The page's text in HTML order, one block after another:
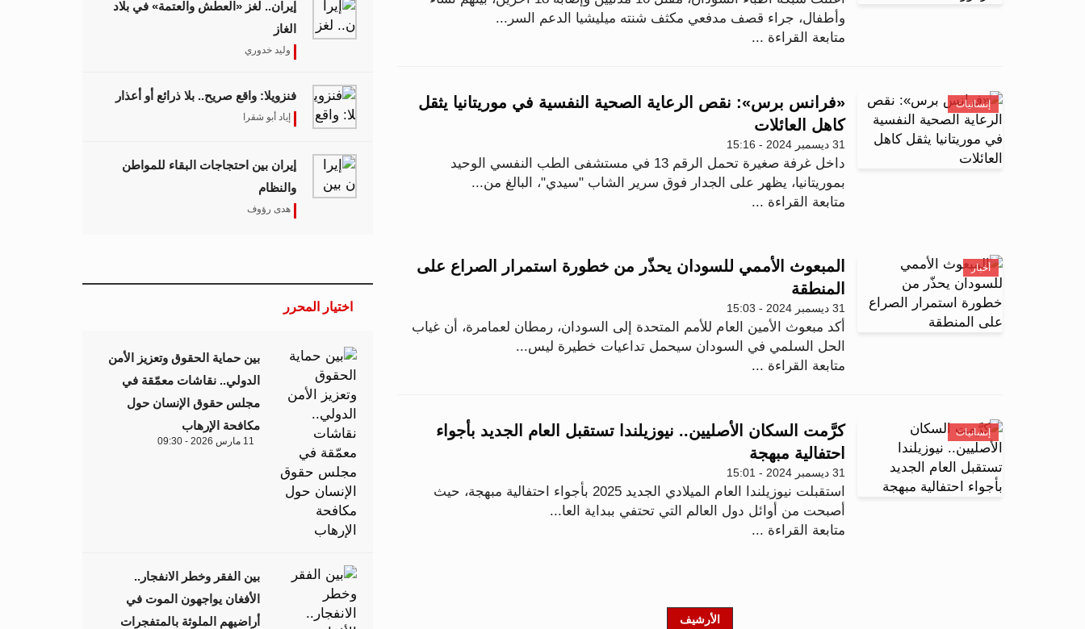
وأطفال، جراء قصف مدفعي مكثف شنته ميليشيا الدعم السر...
متابعة القراءة ...
إنسانيات
«فرانس برس»: نقص الرعاية الصحية النفسية في موريتانيا يثقل
كاهل العائلات
31 ديسمبر 2024 - 15:16
داخل غرفة صغيرة تحمل الرقم 13 في مستشفى الطب النفسي الوحيد
بموريتانيا، يظهر على الجدار فوق سرير الشاب "سيدي"، البالغ من...
متابعة القراءة ...
أخبار
المبعوث الأممي للسودان يحذّر من خطورة استمرار الصراع على
المنطقة
31 ديسمبر 2024 - 15:03
أكد مبعوث الأمين العام للأمم المتحدة إلى السودان، رمطان لعمامرة، أن غياب
الحل السلمي في السودان سيحمل تداعيات خطيرة ليس...
متابعة القراءة ...
إنسانيات
كرَّمت السكان الأصليين.. نيوزيلندا تستقبل العام الجديد بأجواء
احتفالية مبهجة
31 ديسمبر 2024 - 15:01
استقبلت نيوزيلندا العام الميلادي الجديد 2025 بأجواء احتفالية مبهجة، حيث
أصبحت من أوائل دول العالم التي تحتفي ببداية العا...
متابعة القراءة ...
الأرشيف
إيران.. لغز «العطش والعتمة» في بلاد
الغاز
وليد خدوري
فنزويلا: واقع صريح.. بلا ذرائع أو أعذار
إياد أبو شقرا
إيران بين احتجاجات البقاء للمواطن
والنظام
هدى رؤوف
اختيار المحرر
بين حماية الحقوق وتعزيز الأمن
الدولي.. نقاشات معمّقة في
مجلس حقوق الإنسان حول
مكافحة الإرهاب
11 مارس 2026 - 09:30
بين الفقر وخطر الانفجار..
الأفغان يواجهون الموت في
أراضيهم الملوثة بالمتفجرات